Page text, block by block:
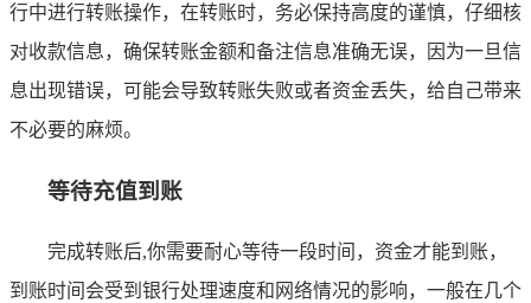
行中进行转账操作，在转账时，务必保持高度的谨慎，仔细核
对收款信息，确保转账金额和备注信息准确无误，因为一旦信
息出现错误，可能会导致转账失败或者资金丢失，给自己带来
不必要的麻烦。
等待充值到账
完成转账后,你需要耐心等待一段时间，资金才能到账，
到账时间会受到银行处理速度和网络情况的影响，一般在几个